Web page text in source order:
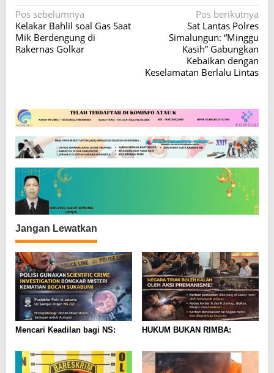
N
a
v
s
i
p
o
s
Pos sebelumnya
Kelakar Bahlil soal Gas Saat
Mik Berdengung di
Rakernas Golkar
Pos berikutnya
Sat Lantas Polres
Simalungun: “Minggu
Kasih” Gabungkan
Kebaikan dengan
Keselamatan Berlalu Lintas
Jangan Lewatkan
Mencari Keadilan bagi NS: HUKUM BUKAN RIMBA: